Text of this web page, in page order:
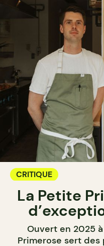
CRITIQUE
La Petite
Ouvert en 2025
Primerose sert